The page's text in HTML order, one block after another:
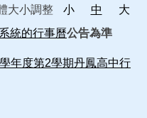
大小調整 小 中
大
統的行事曆公告為準
年度第2學期丹鳳高中行